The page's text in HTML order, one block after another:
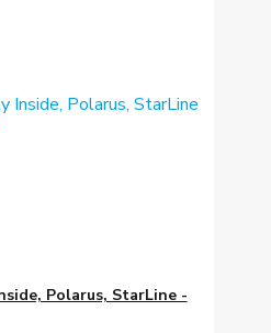
Polarus, StarLine -